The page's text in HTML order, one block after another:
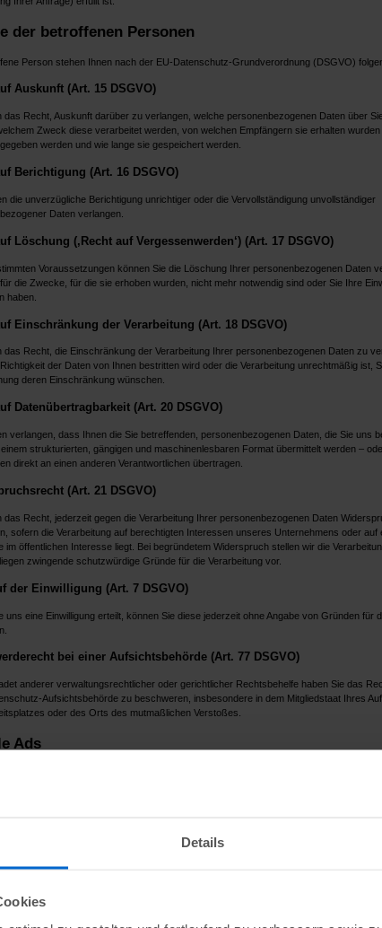
Details
der betroffenen Personen
Person stehen Ihnen nach der EU-Datenschutz-Grundverordnung (DSGVO)
Auskunft (Art. 15 DSGVO)
das Recht, Auskunft darüber zu verlangen, welche personenbezogenen Daten über
Zweck diese verarbeitet werden, von welchen Empfängern sie erhalten wurden
werden und wie lange sie gespeichert werden.
Berichtigung (Art. 16 DSGVO)
die unverzügliche Berichtigung unrichtiger oder die Vervollständigung unvollständiger
Daten verlangen.
Löschung (‚Recht auf Vergessenwerden‘) (Art. 17 DSGVO)
Voraussetzungen können Sie die Löschung Ihrer personenbezogenen Daten
die Zwecke, für die sie erhoben wurden, nicht mehr notwendig sind oder Sie Ihre
haben.
Einschränkung der Verarbeitung (Art. 18 DSGVO)
das Recht, die Einschränkung der Verarbeitung Ihrer personenbezogenen Daten zu
der Daten von Ihnen bestritten wird oder die Verarbeitung unrechtmäßig ist,
deren Einschränkung wünschen.
Datenübertragbarkeit (Art. 20 DSGVO)
verlangen, dass Ihnen die Sie betreffenden, personenbezogenen Daten, die Sie uns
einem strukturierten, gängigen und maschinenlesbaren Format übermittelt werden –
direkt an einen anderen Verantwortlichen übertragen.
(Art. 21 DSGVO)
das Recht, jederzeit gegen die Verarbeitung Ihrer personenbezogenen Daten
sofern die Verarbeitung auf berechtigten Interessen unseres Unternehmens oder auf
im öffentlichen Interesse liegt. Bei begründetem Widerspruch stellen wir die
zwingende schutzwürdige Gründe für die Verarbeitung vor.
der Einwilligung (Art. 7 DSGVO)
uns eine Einwilligung erteilt, können Sie diese jederzeit ohne Angabe von Gründen für
bei einer Aufsichtsbehörde (Art. 77 DSGVO)
anderer verwaltungsrechtlicher oder gerichtlicher Rechtsbehelfe haben Sie das
Aufsichtsbehörde zu beschweren, insbesondere in dem Mitgliedstaat Ihres
oder des Orts des mutmaßlichen Verstoßes.
Ads
Ads verarbeiteten Daten umfassen Ihre IP-Adresse, Browser- und
Suchanfragen, Interaktionen mit Anzeigen und Websites, und es werden Cookies
um personalisierte Werbung anzuzeigen.